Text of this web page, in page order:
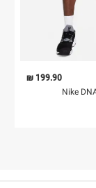
199.90 ₪